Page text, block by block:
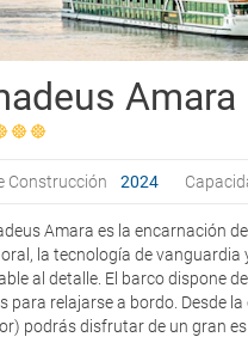
Amara
Construcción 2024
Amara es la encarnación
la tecnología de vanguardia
al detalle. El barco dispone
para relajarse a bordo. Desde
podrás disfrutar de un gran